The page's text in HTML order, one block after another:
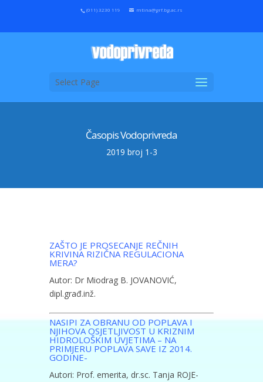
(011) 3230 119 mtina@grf.bg.ac.rs
Select Page
Časopis Vodoprivreda
2019 broj 1-3
ZAŠTO JE PROSECANJE REČNIH
KRIVINA RIZIČNA REGULACIONA
MERA?
Autor: Dr Miodrag B. JOVANOVIĆ,
dipl.građ.inž.
NASIPI ZA OBRANU OD POPLAVA I
NJIHOVA OSJETLJIVOST U KRIZNIM
HIDROLOŠKIM UVJETIMA – NA
PRIMJERU POPLAVA SAVE IZ 2014.
GODINE-
Autori: Prof. emerita, dr.sc. Tanja ROJE-